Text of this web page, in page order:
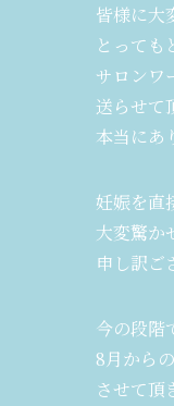
皆様に大
とっても
サロンワ
送らせて
本当にあ
妊娠を直
大変驚か
申し訳ご
今の段階
8月から
させて頂